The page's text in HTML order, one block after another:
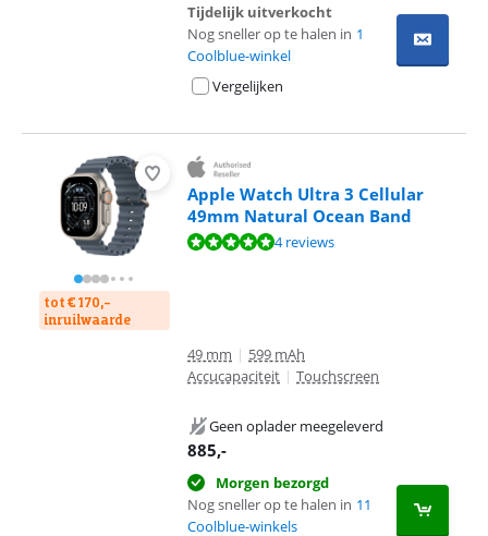
Tijdelijk uitverkocht
Nog sneller op te halen in 1
Coolblue-winkel
Vergelijken
tot € 170,-
inruilwaarde
Apple Watch Ultra 3 Cellular
49mm Natural Ocean Band
Beoordeling is 9,7 van de 10, gebaseerd op 4 reviews.
4 reviews
49 mm | 599 mAh
Accucapaciteit | Touchscreen
Geen oplader meegeleverd
885,-
Morgen bezorgd
Nog sneller op te halen in 11
Coolblue-winkels